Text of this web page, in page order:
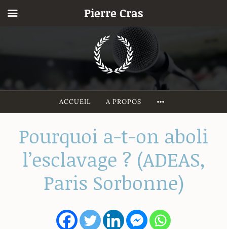
ACCUEIL A PROPOS
Pourquoi a-t-on aboli
l’esclavage ? (ADEAS,
Paris Sorbonne)
Pierre Cras